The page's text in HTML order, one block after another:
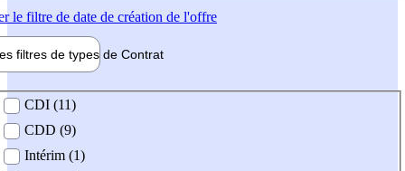
le filtre de date de création de l'offre
filtres de types de Contrat
contrat
CDI (11)
CDD (9)
Intérim (1)